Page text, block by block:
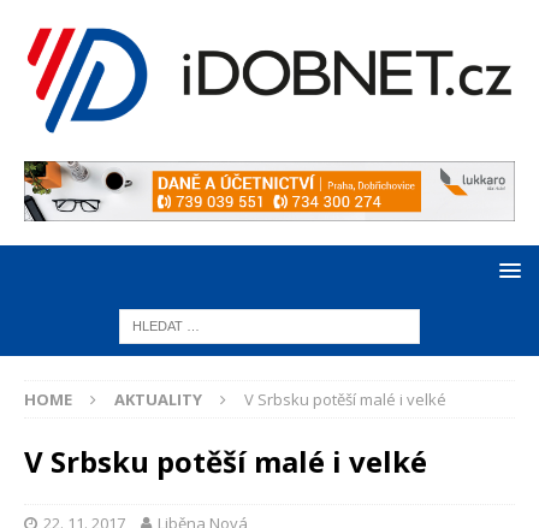
HOME AKTUALITY V Srbsku potěší malé i velké
V Srbsku potěší malé i velké